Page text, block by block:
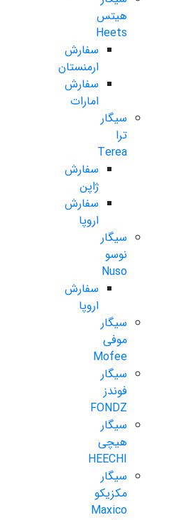
هیتس
Heets
سفارش
ارمنستان
سفارش
امارات
سیگار
ترا
Terea
سفارش
ژاپن
سفارش
اروپا
سیگار
نوسو
Nuso
سفارش
اروپا
سیگار
موفی
Mofee
سیگار
فوندز
FONDZ
سیگار
هیچی
HEECHI
سیگار
مکزیکو
Maxico